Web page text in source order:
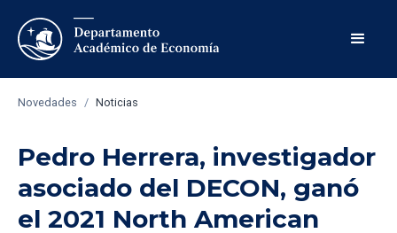
Novedades / Noticias
Pedro Herrera, investigador
asociado del DECON, ganó
el 2021 North American